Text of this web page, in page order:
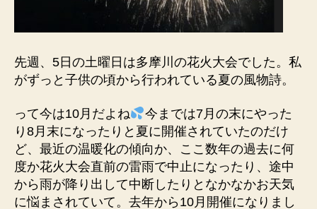
先週、5日の土曜日は多摩川の花火大会でした。私
がずっと子供の頃から行われている夏の風物詩。
って今は10月だよね
今までは7月の末にやった
り8月末になったりと夏に開催されていたのだけ
ど、最近の温暖化の傾向か、ここ数年の過去に何
度か花火大会直前の雷雨で中止になったり、途中
から雨が降り出して中断したりとなかなかお天気
に悩まされていて。去年から10月開催になりまし